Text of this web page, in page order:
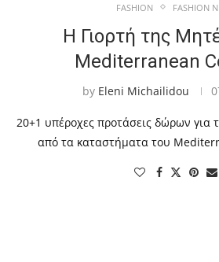
FASHION FASHION
Η Γιορτή της
Mediterranean
by Eleni Michailidou
20+1 υπέροχες προτάσεις δώρων για
από τα καταστήματα του